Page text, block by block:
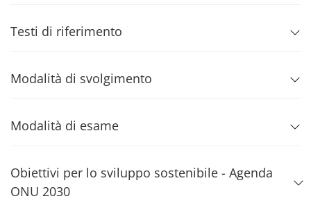
Testi di riferimento
Modalità di svolgimento
Modalità di esame
Obiettivi per lo sviluppo sostenibile - Agenda
ONU 2030